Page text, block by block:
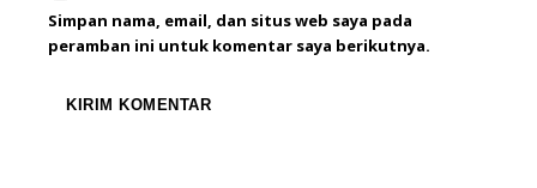
Simpan nama, email, dan situs web saya pada
peramban ini untuk komentar saya berikutnya.